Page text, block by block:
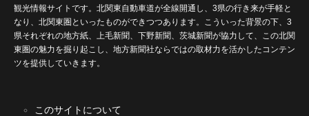
観光情報サイトです。北関東自動車道が全線開通し、3県の行き来が手軽と
なり、北関東圏といったものができつつあります。こういった背景の下、3
県それぞれの地方紙、上毛新聞、下野新聞、茨城新聞が協力して、この北関
東圏の魅力を掘り起こし、地方新聞社ならではの取材力を活かしたコンテン
ツを提供していきます。
このサイトについて